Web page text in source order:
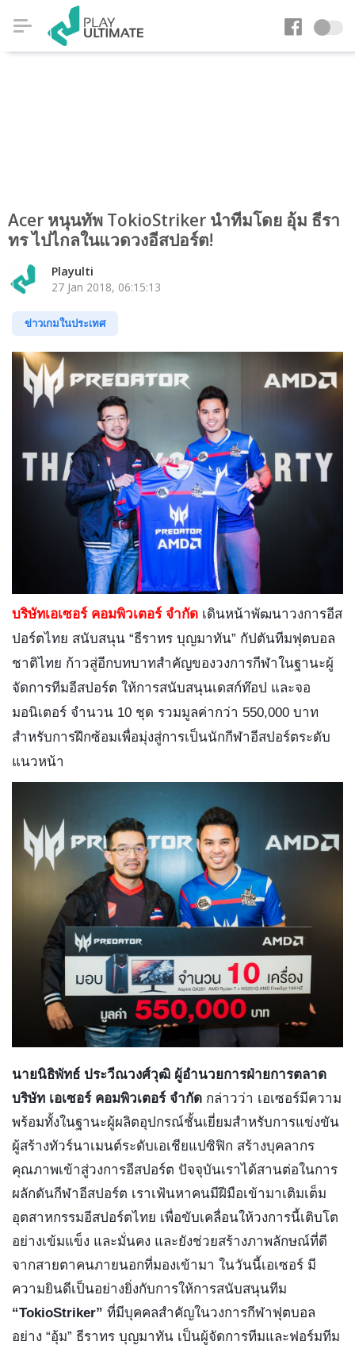
Acer หนุนทัพ TokioStriker นำทีมโดย อุ้ม ธีรา
ทร ไปไกลในแวดวงอีสปอร์ต!
Playulti
27 Jan 2018, 06:15:13
ข่าวเกมในประเทศ
บริษัทเอเซอร์ คอมพิวเตอร์ จำกัด เดินหน้าพัฒนาวงการอีส
ปอร์ตไทย สนับสนุน “ธีราทร บุญมาทัน” กัปตันทีมฟุตบอล
ชาติไทย ก้าวสู่อีกบทบาทสำคัญของวงการกีฬาในฐานะผู้
จัดการทีมอีสปอร์ต ให้การสนับสนุนเดสก์ท๊อป และจอ
มอนิเตอร์ จำนวน 10 ชุด รวมมูลค่ากว่า 550,000 บาท
สำหรับการฝึกซ้อมเพื่อมุ่งสู่การเป็นนักกีฬาอีสปอร์ตระดับ
แนวหน้า
นายนิธิพัทธ์ ประวีณวงศ์วุฒิ ผู้อำนวยการฝ่ายการตลาด
บริษัท เอเซอร์ คอมพิวเตอร์ จำกัด กล่าวว่า เอเซอร์มีความ
พร้อมทั้งในฐานะผู้ผลิตอุปกรณ์ชั้นเยี่ยมสำหรับการแข่งขัน
ผู้สร้างทัวร์นาเมนต์ระดับเอเชียแปซิฟิก สร้างบุคลากร
คุณภาพเข้าสู่วงการอีสปอร์ต ปัจจุบันเราได้สานต่อในการ
ผลักดันกีฬาอีสปอร์ต เราเฟ้นหาคนมีฝีมือเข้ามาเติมเต็ม
อุตสาหกรรมอีสปอร์ตไทย เพื่อขับเคลื่อนให้วงการนี้เติบโต
อย่างเข้มแข็ง และมั่นคง และยังช่วยสร้างภาพลักษณ์ที่ดี
จากสายตาคนภายนอกที่มองเข้ามา ในวันนี้เอเซอร์ มี
ความยินดีเป็นอย่างยิ่งกับการให้การสนับสนุนทีม
“TokioStriker” ที่มีบุคคลสำคัญในวงการกีฬาฟุตบอล
อย่าง “อุ้ม” ธีราทร บุญมาทัน เป็นผู้จัดการทีมและฟอร์มทีม